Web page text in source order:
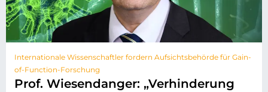
Internationale Wissenschaftler fordern Aufsichtsbehörde für Gain-
of-Function-Forschung
Prof. Wiesendanger: „Verhinderung